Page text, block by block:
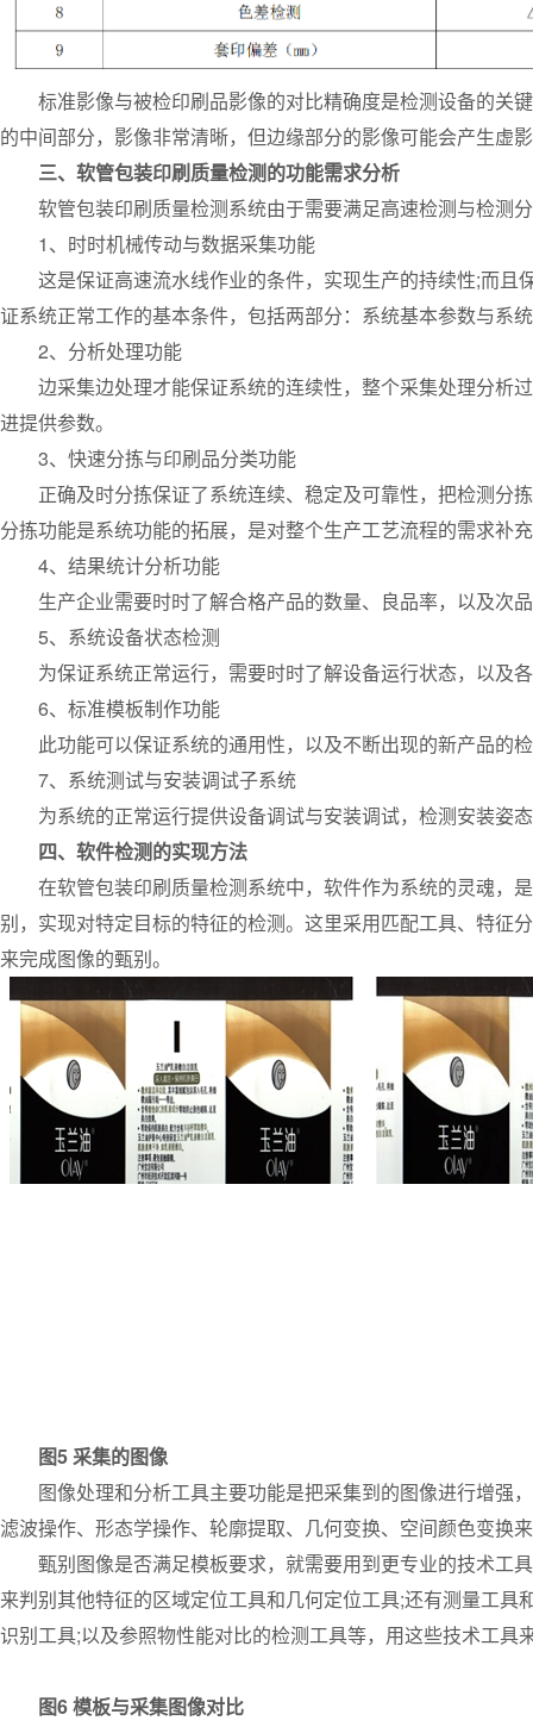
标准影像与被检印刷品影像的对比精确度是检测设备的关
的中间部分，影像非常清晰，但边缘部分的影像可能会产生虚
三、软管包装印刷质量检测的功能需求分析
软管包装印刷质量检测系统由于需要满足高速检测与检测
1、时时机械传动与数据采集功能
这是保证高速流水线作业的条件，实现生产的持续性;而且
证系统正常工作的基本条件，包括两部分：系统基本参数与系
2、分析处理功能
边采集边处理才能保证系统的连续性，整个采集处理分析
进提供参数。
3、快速分拣与印刷品分类功能
正确及时分拣保证了系统连续、稳定及可靠性，把检测分
分拣功能是系统功能的拓展，是对整个生产工艺流程的需求补
4、结果统计分析功能
生产企业需要时时了解合格产品的数量、良品率，以及次
5、系统设备状态检测
为保证系统正常运行，需要时时了解设备运行状态，以及
6、标准模板制作功能
此功能可以保证系统的通用性，以及不断出现的新产品的
7、系统测试与安装调试子系统
为系统的正常运行提供设备调试与安装调试，检测安装姿
四、软件检测的实现方法
在软管包装印刷质量检测系统中，软件作为系统的灵魂，
别，实现对特定目标的特征的检测。这里采用匹配工具、特征
来完成图像的甄别。
图5 采集的图像
图像处理和分析工具主要功能是把采集到的图像进行增强
滤波操作、形态学操作、轮廓提取、几何变换、空间颜色变换
甄别图像是否满足模板要求，就需要用到更专业的技术工
来判别其他特征的区域定位工具和几何定位工具;还有测量工
识别工具;以及参照物性能对比的检测工具等，用这些技术工
图6 模板与采集图像对比